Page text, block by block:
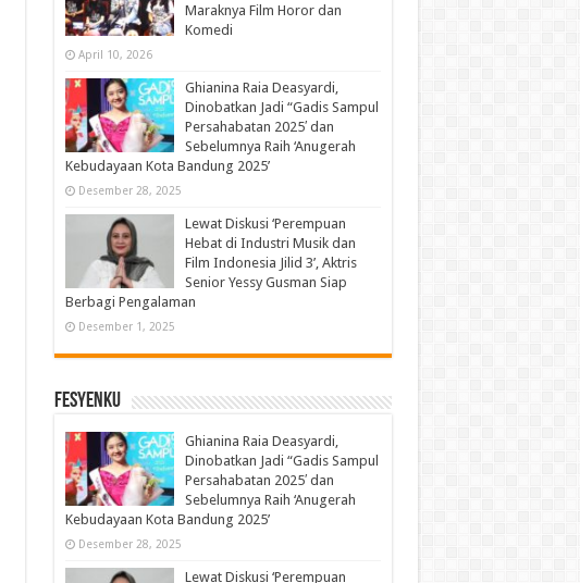
Maraknya Film Horor dan
Komedi
April 10, 2026
Ghianina Raia Deasyardi,
Dinobatkan Jadi “Gadis Sampul
Persahabatan 2025′ dan
Sebelumnya Raih ‘Anugerah
Kebudayaan Kota Bandung 2025’
Desember 28, 2025
Lewat Diskusi ‘Perempuan
Hebat di Industri Musik dan
Film Indonesia Jilid 3’, Aktris
Senior Yessy Gusman Siap
Berbagi Pengalaman
Desember 1, 2025
Fesyenku
Ghianina Raia Deasyardi,
Dinobatkan Jadi “Gadis Sampul
Persahabatan 2025′ dan
Sebelumnya Raih ‘Anugerah
Kebudayaan Kota Bandung 2025’
Desember 28, 2025
Lewat Diskusi ‘Perempuan